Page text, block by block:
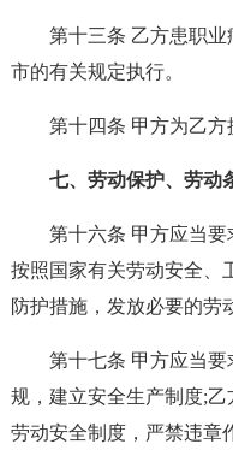
第十三条 乙方患职
市的有关规定执行。
第十四条 甲方为乙
七、劳动保护、劳动
第十六条 甲方应当要
按照国家有关劳动安全、
防护措施，发放必要的劳
第十七条 甲方应当
规，建立安全生产制度;
劳动安全制度，严禁违章